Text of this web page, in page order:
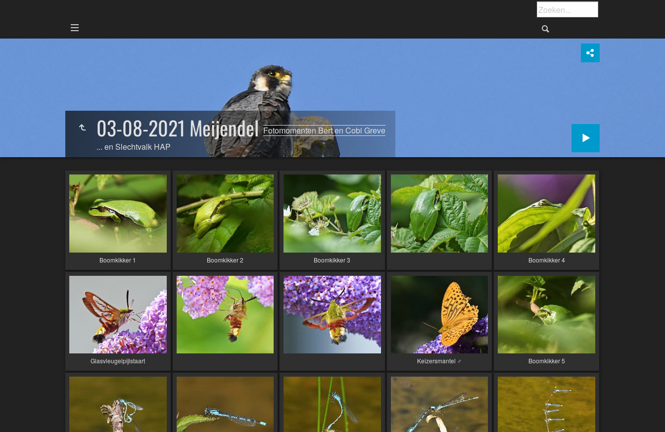
03-08-2021 MeijendelFotomomenten Bert en Cobi Greve
... en Slechtvalk HAP
Boomkikker 1 Boomkikker 2 Boomkikker 3 Boomkikker 4
Glasvleugelpijlstaart Keizersmantel ♂ Boomkikker 5